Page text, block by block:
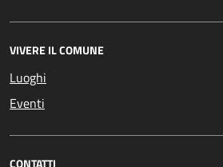
VIVERE IL COMUNE
Luoghi
Eventi
CONTATTI